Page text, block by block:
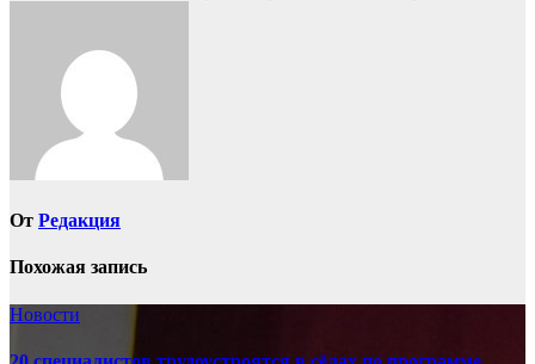
От Редакция
Похожая запись
Новости